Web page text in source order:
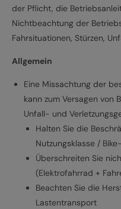
der Pflicht, die
Nichtbeachtung der
Fahrsituationen, Stürzen,
Allgemein
Eine Missachtung der
kann zum Versagen von
Unfall- und
Halten Sie die
Nutzungsklasse /
Überschreiten Sie
(Elektrofahrrad +
Beachten Sie die
Lastentransport